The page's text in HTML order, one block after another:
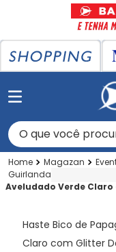
O que você
Magazan
Guirlandas-flores
Aveludado Verde
Haste Bico de
Claro com Glitter